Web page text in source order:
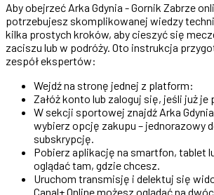
Aby obejrzeć Arka Gdynia - Gornik Zabrze
potrzebujesz skomplikowanej wiedzy
kilka prostych kroków, aby cieszyć się
zaciszu lub w podróży. Oto instrukcja
zespół ekspertów:
Wejdź na stronę jednej z platform:
Załóż konto lub zaloguj się, jeśli już je
W sekcji sportowej znajdź Arka
wybierz opcję zakupu – jednorazowy
subskrypcję.
Pobierz aplikację na smartfon, tablet
oglądać tam, gdzie chcesz.
Uruchom transmisję i delektuj się
Canal+ Online możesz oglądać na